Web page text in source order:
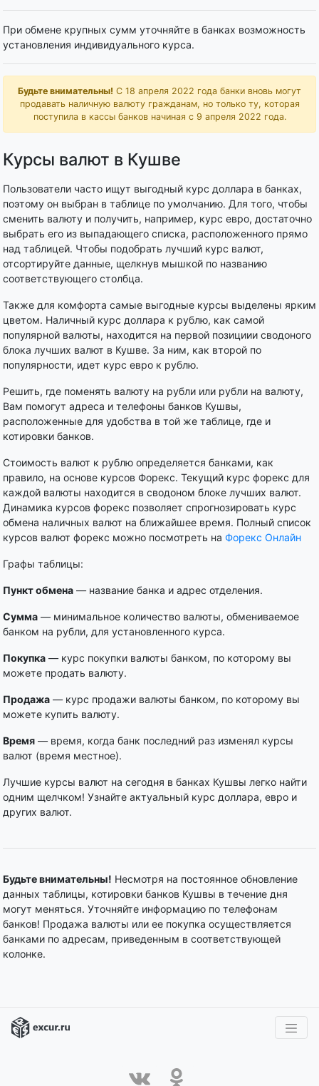
При обмене крупных сумм уточняйте в банках возможность
установления индивидуального курса.
Будьте внимательны! С 18 апреля 2022 года банки вновь могут
продавать наличную валюту гражданам, но только ту, которая
поступила в кассы банков начиная с 9 апреля 2022 года.
Курсы валют в Кушве
Пользователи часто ищут выгодный курс доллара в банках,
поэтому он выбран в таблице по умолчанию. Для того, чтобы
сменить валюту и получить, например, курс евро, достаточно
выбрать его из выпадающего списка, расположенного прямо
над таблицей. Чтобы подобрать лучший курс валют,
отсортируйте данные, щелкнув мышкой по названию
соответствующего столбца.
Также для комфорта самые выгодные курсы выделены ярким
цветом. Наличный курс доллара к рублю, как самой
популярной валюты, находится на первой позициии сводоного
блока лучших валют в Кушве. За ним, как второй по
популярности, идет курс евро к рублю.
Решить, где поменять валюту на рубли или рубли на валюту,
Вам помогут адреса и телефоны банков Кушвы,
расположенные для удобства в той же таблице, где и
котировки банков.
Стоимость валют к рублю определяется банками, как
правило, на основе курсов Форекс. Текущий курс форекс для
каждой валюты находится в сводоном блоке лучших валют.
Динамика курсов форекс позволяет спрогнозировать курс
обмена наличных валют на ближайшее время. Полный список
курсов валют форекс можно посмотреть на Форекс Онлайн
Графы таблицы:
Пункт обмена — название банка и адрес отделения.
Сумма — минимальное количество валюты, обмениваемое
банком на рубли, для установленного курса.
Покупка — курс покупки валюты банком, по которому вы
можете продать валюту.
Продажа — курс продажи валюты банком, по которому вы
можете купить валюту.
Время — время, когда банк последний раз изменял курсы
валют (время местное).
Лучшие курсы валют на сегодня в банках Кушвы легко найти
одним щелчком! Узнайте актуальный курс доллара, евро и
других валют.
Будьте внимательны! Несмотря на постоянное обновление
данных таблицы, котировки банков Кушвы в течение дня
могут меняться. Уточняйте информацию по телефонам
банков! Продажа валюты или ее покупка осуществляется
банками по адресам, приведенным в соответствующей
колонке.